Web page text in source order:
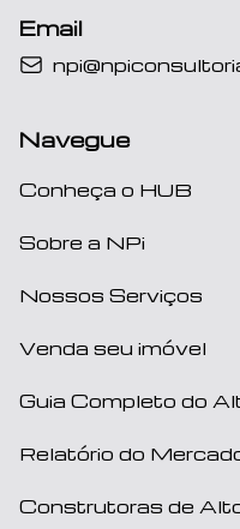
Email
Navegue
Conheça o HUB
Sobre a NPi
Nossos Serviços
Venda seu imóvel
Guia Completo do
Relatório do
Construtoras de